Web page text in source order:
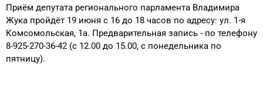
Приём депутата регионального парламента Владимира
Жука пройдёт 19 июня с 16 до 18 часов по адресу: ул. 1-я
Комсомольская, 1а. Предварительная запись - по телефону
8-925-270-36-42 (с 12.00 до 15.00, с понедельника по
пятницу).